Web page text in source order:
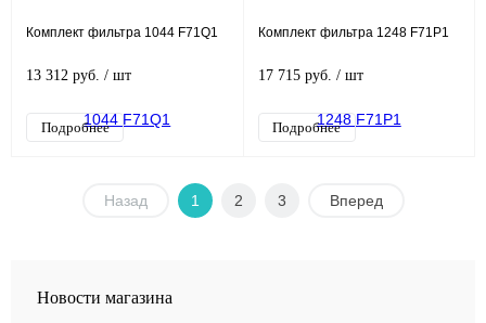
Комплект фильтра 1044 F71Q1
13 312 руб. / шт
Подробнее
Комплект фильтра 1248 F71P1
17 715 руб. / шт
Подробнее
Назад 1 2 3 Вперед
Новости магазина